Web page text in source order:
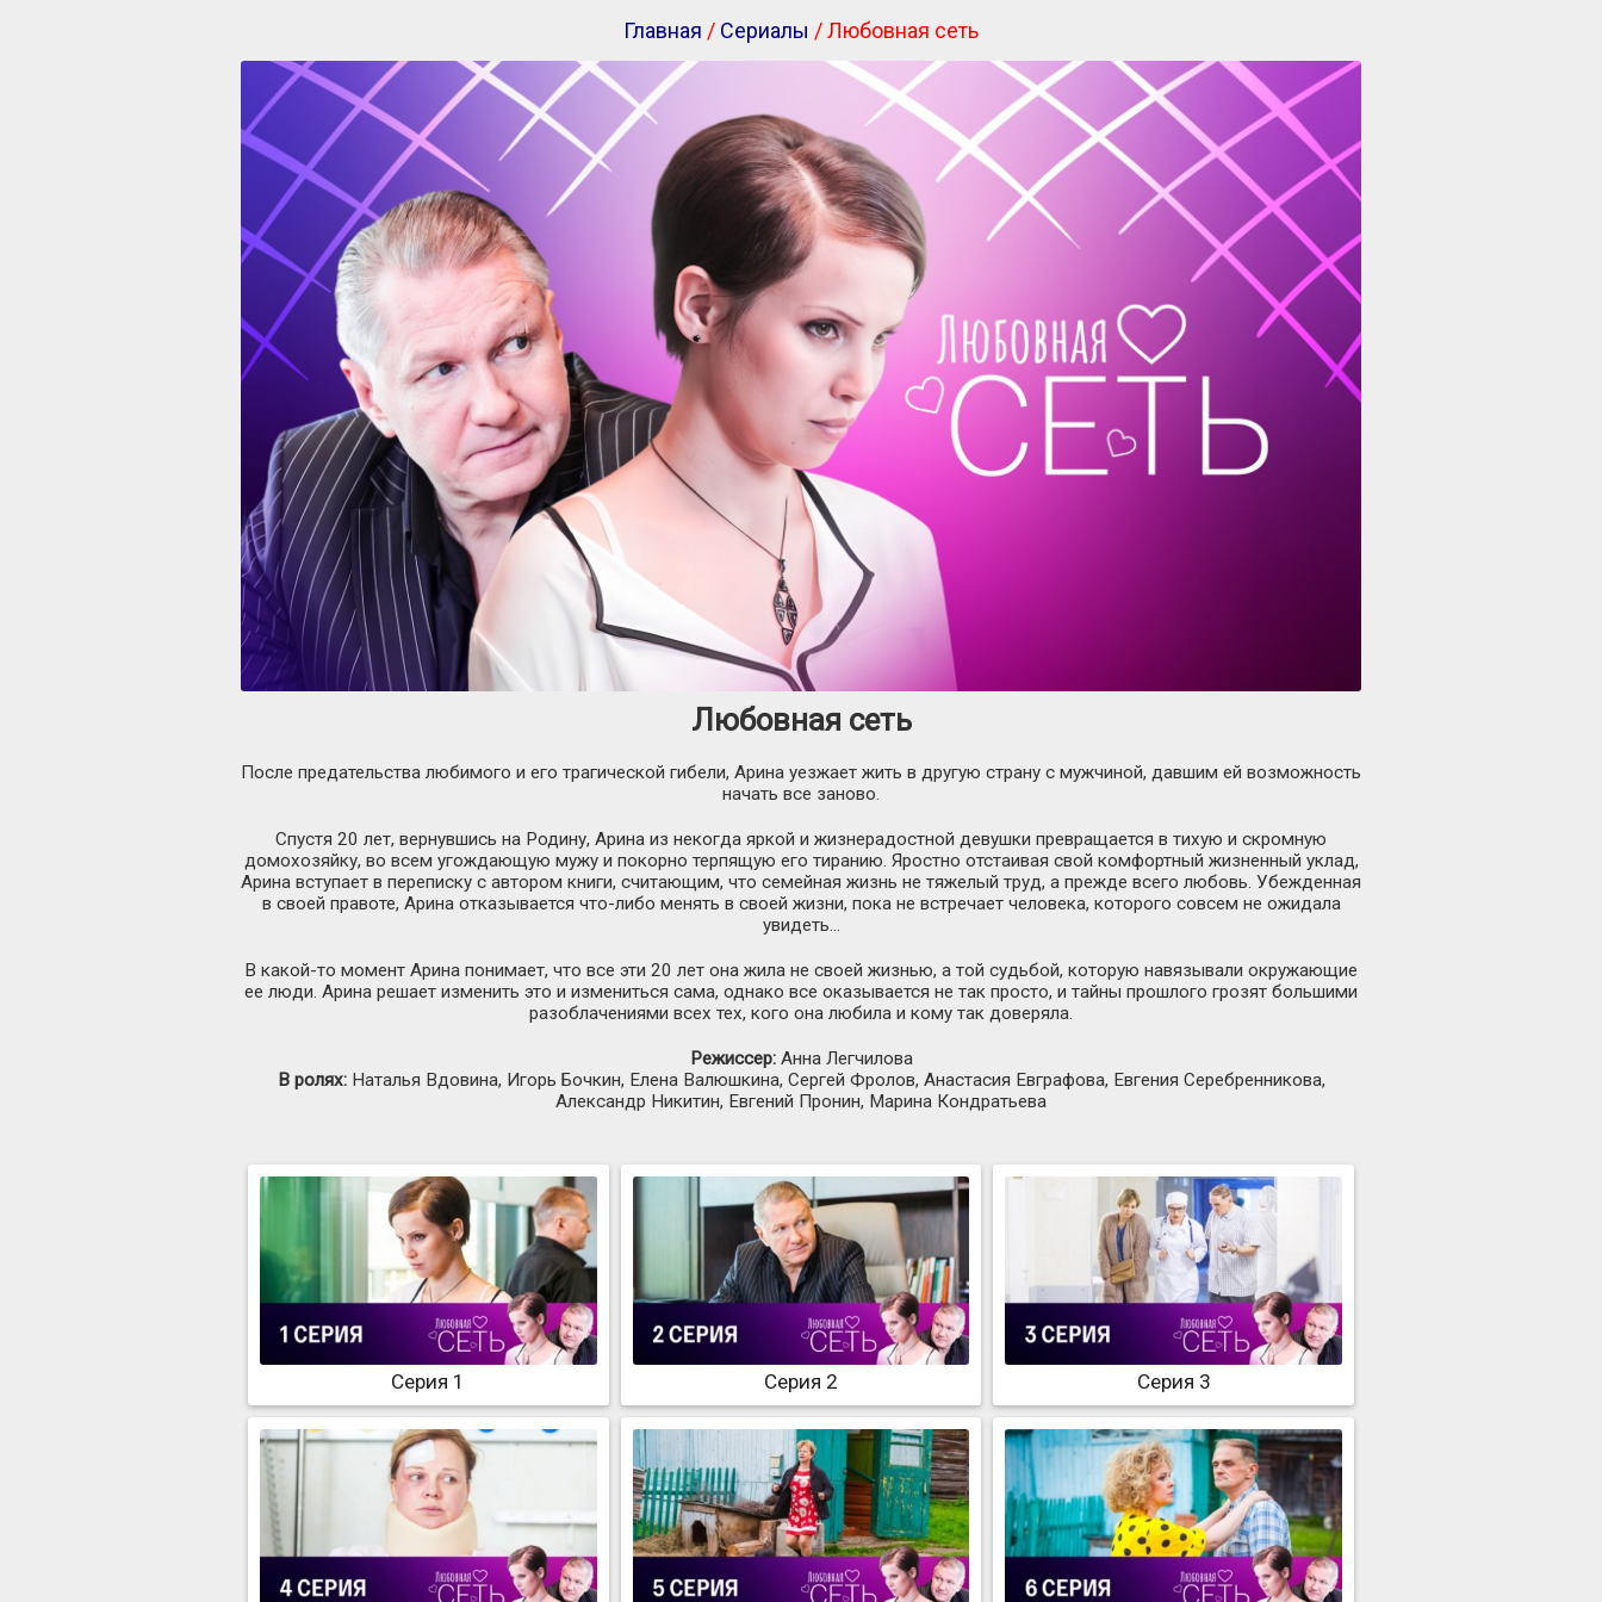
Главная / Сериалы / Любовная сеть
Любовная сеть
После предательства любимого и его трагической гибели, Арина уезжает жить в другую страну с мужчиной, давшим ей возможность
начать все заново.
Спустя 20 лет, вернувшись на Родину, Арина из некогда яркой и жизнерадостной девушки превращается в тихую и скромную
домохозяйку, во всем угождающую мужу и покорно терпящую его тиранию. Яростно отстаивая свой комфортный жизненный уклад,
Арина вступает в переписку с автором книги, считающим, что семейная жизнь не тяжелый труд, а прежде всего любовь. Убежденная
в своей правоте, Арина отказывается что-либо менять в своей жизни, пока не встречает человека, которого совсем не ожидала
увидеть…
В какой-то момент Арина понимает, что все эти 20 лет она жила не своей жизнью, а той судьбой, которую навязывали окружающие
ее люди. Арина решает изменить это и измениться сама, однако все оказывается не так просто, и тайны прошлого грозят большими
разоблачениями всех тех, кого она любила и кому так доверяла.
Режиссер:Анна Легчилова
В ролях:Наталья Вдовина, Игорь Бочкин, Елена Валюшкина, Сергей Фролов, Анастасия Евграфова, Евгения Серебренникова,
Александр Никитин, Евгений Пронин, Марина Кондратьева
Серия 1 Серия 2 Серия 3